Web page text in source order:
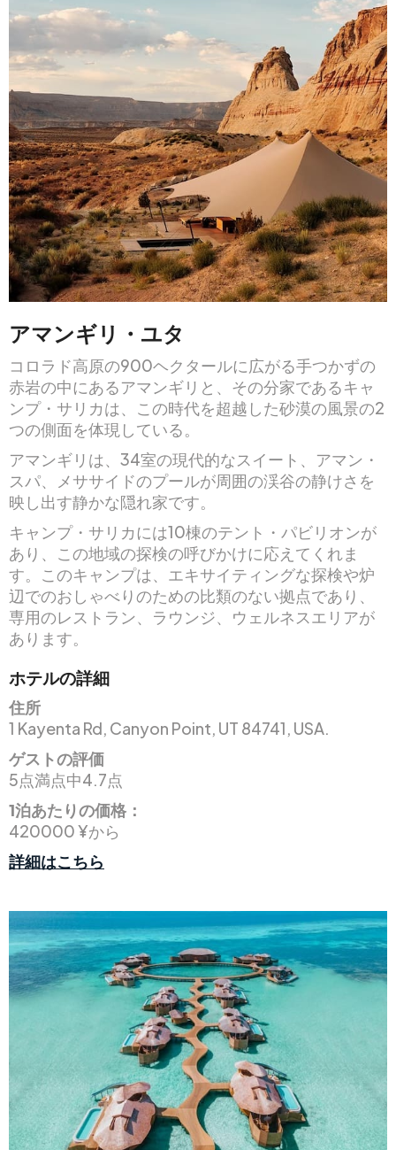
アマンギリ・ユタ
コロラド高原の900ヘクタールに広がる手つかずの
赤岩の中にあるアマンギリと、その分家であるキャ
ンプ・サリカは、この時代を超越した砂漠の風景の2
つの側面を体現している。
アマンギリは、34室の現代的なスイート、アマン・
スパ、メササイドのプールが周囲の渓谷の静けさを
映し出す静かな隠れ家です。
キャンプ・サリカには10棟のテント・パビリオンが
あり、この地域の探検の呼びかけに応えてくれま
す。このキャンプは、エキサイティングな探検や炉
辺でのおしゃべりのための比類のない拠点であり、
専用のレストラン、ラウンジ、ウェルネスエリアが
あります。
ホテルの詳細
住所
1 Kayenta Rd, Canyon Point, UT 84741, USA.
ゲストの評価
5点満点中4.7点
1泊あたりの価格：
420000 ¥から
詳細はこちら